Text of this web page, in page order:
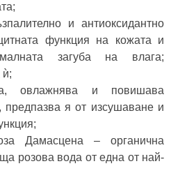
и антиоксидантно
функция на кожата и
загуба на влага;
ѝ;
овлажнява и повишава
предпазва я от изсушаване и
Дамасцена – органична
розова вода от една от най-